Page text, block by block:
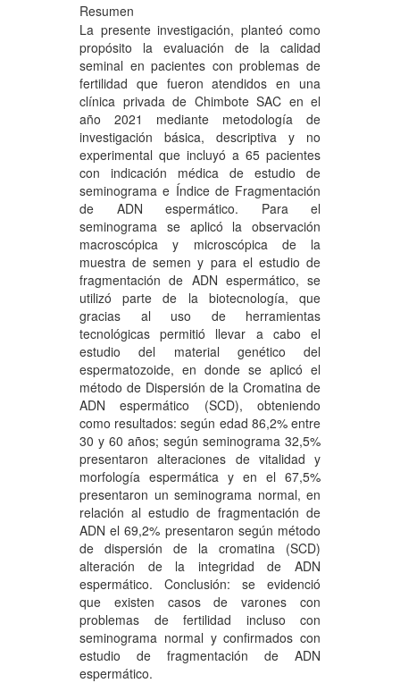
Resumen
La presente investigación, planteó como
propósito la evaluación de la calidad
seminal en pacientes con problemas de
fertilidad que fueron atendidos en una
clínica privada de Chimbote SAC en el
año 2021 mediante metodología de
investigación básica, descriptiva y no
experimental que incluyó a 65 pacientes
con indicación médica de estudio de
seminograma e Índice de Fragmentación
de ADN espermático. Para el
seminograma se aplicó la observación
macroscópica y microscópica de la
muestra de semen y para el estudio de
fragmentación de ADN espermático, se
utilizó parte de la biotecnología, que
gracias al uso de herramientas
tecnológicas permitió llevar a cabo el
estudio del material genético del
espermatozoide, en donde se aplicó el
método de Dispersión de la Cromatina de
ADN espermático (SCD), obteniendo
como resultados: según edad 86,2% entre
30 y 60 años; según seminograma 32,5%
presentaron alteraciones de vitalidad y
morfología espermática y en el 67,5%
presentaron un seminograma normal, en
relación al estudio de fragmentación de
ADN el 69,2% presentaron según método
de dispersión de la cromatina (SCD)
alteración de la integridad de ADN
espermático. Conclusión: se evidenció
que existen casos de varones con
problemas de fertilidad incluso con
seminograma normal y confirmados con
estudio de fragmentación de ADN
espermático.